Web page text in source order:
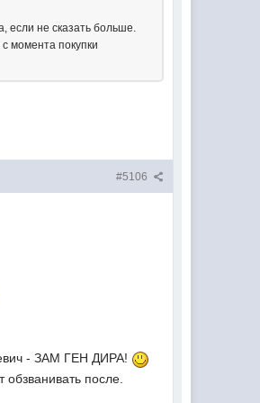
если не сказать больше.
момента покупки
#5106
- ЗАМ ГЕН ДИРА!
после.